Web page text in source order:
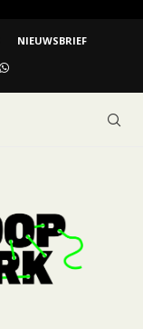
NIEUWSBRIEF